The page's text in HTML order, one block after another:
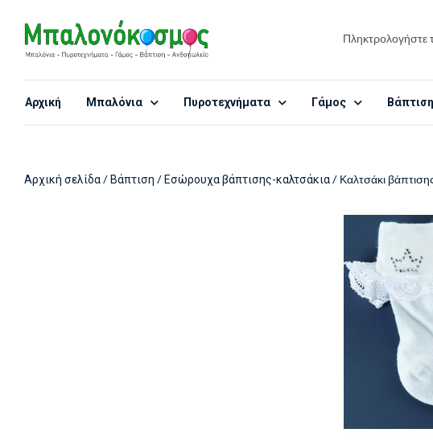
Αρχική Μπαλόνια Πυροτεχνήματα Γάμος Βάπτιση
Αρχική σελίδα/ Βάπτιση / Εσώρουχα βάπτισης-καλτσάκια/ Καλτσάκι